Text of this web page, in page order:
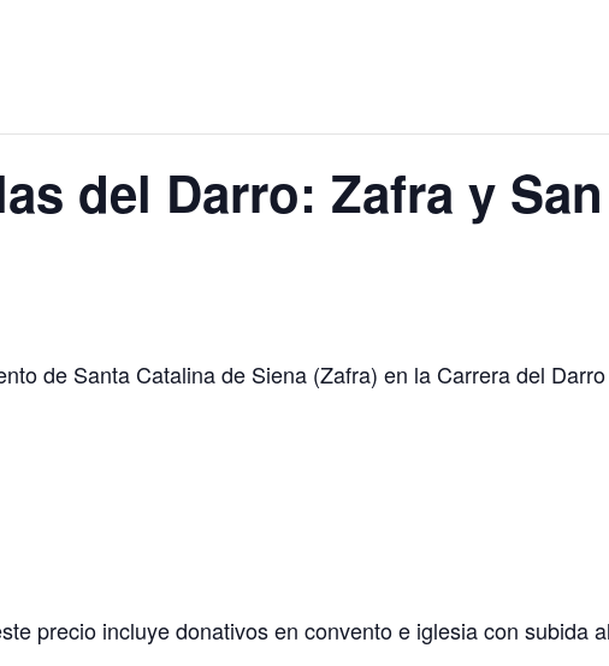
del Darro: Zafra y
de Santa Catalina de Siena (Zafra) en la Carrera del Darro
precio incluye donativos en convento e iglesia con subida